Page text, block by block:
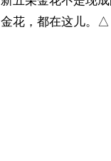
金花，都在这儿。△